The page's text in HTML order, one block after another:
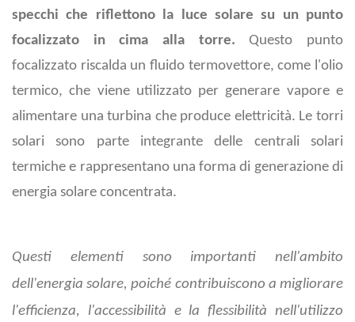
specchi che riflettono la luce solare su un punto
focalizzato in cima alla torre. Questo punto
focalizzato riscalda un fluido termovettore, come l'olio
termico, che viene utilizzato per generare vapore e
alimentare una turbina che produce elettricità. Le torri
solari sono parte integrante delle centrali solari
termiche e rappresentano una forma di generazione di
energia solare concentrata.
Questi elementi sono importanti nell'ambito
dell'energia solare, poiché contribuiscono a migliorare
l'efficienza, l'accessibilità e la flessibilità nell'utilizzo